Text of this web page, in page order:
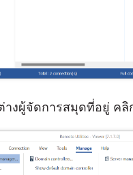
างผู้จัดการสมุดที่อยู่ คลิ